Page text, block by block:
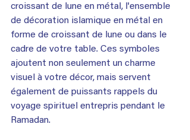
croissant de lune en métal, l'ensemble
de décoration islamique en métal en
forme de croissant de lune ou dans le
cadre de votre table. Ces symboles
ajoutent non seulement un charme
visuel à votre décor, mais servent
également de puissants rappels du
voyage spirituel entrepris pendant le
Ramadan.